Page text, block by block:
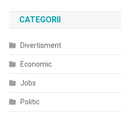
CATEGORII
Divertisment
Economic
Jobs
Politic